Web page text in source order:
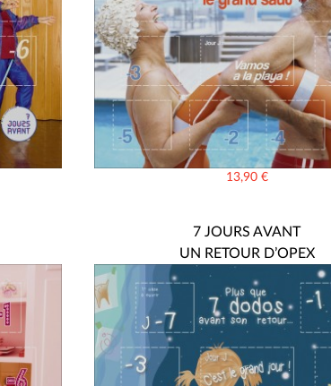
13,90 €
7 JOURS AVANT
UN RETOUR D’OPEX